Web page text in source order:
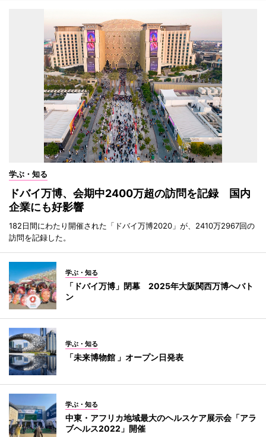
学ぶ・知る
ドバイ万博、会期中2400万超の訪問を記録 国内
企業にも好影響
182日間にわたり開催された「ドバイ万博2020」が、2410万2967回の
訪問を記録した。
学ぶ・知る
「ドバイ万博」閉幕 2025年大阪関西万博へバト
ン
学ぶ・知る
「未来博物館 」オープン日発表
学ぶ・知る
中東・アフリカ地域最大のヘルスケア展示会「アラ
ブヘルス2022」開催